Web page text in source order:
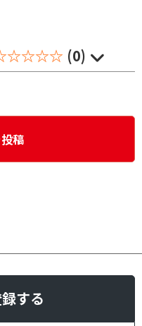
(0)
稿
する